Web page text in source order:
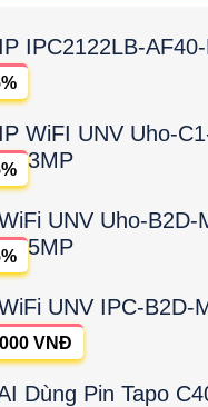
IPC2122LB-
WiFI UNV Uho-
3MP
UNV Uho-B2D-
5MP
UNV IPC-B2D-
VNĐ
Dùng Pin Tapo